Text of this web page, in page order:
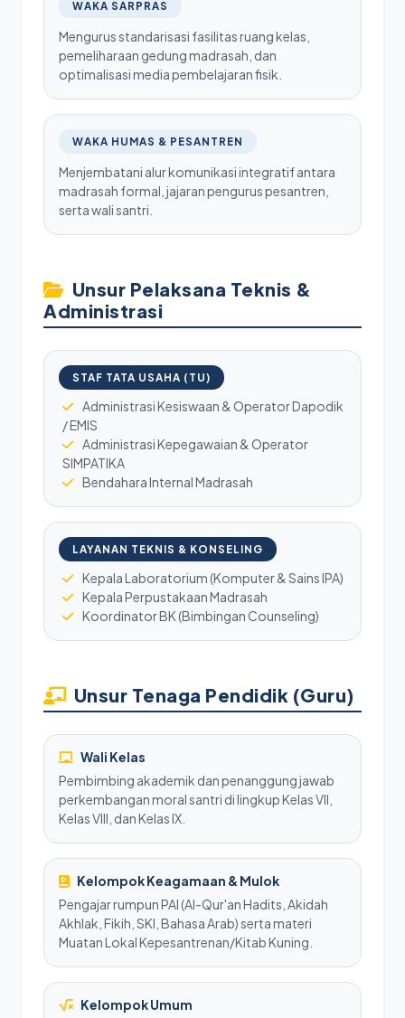
WAKA SARPRAS
Mengurus standarisasi fasilitas ruang kelas,
pemeliharaan gedung madrasah, dan
optimalisasi media pembelajaran fisik.
WAKA HUMAS & PESANTREN
Menjembatani alur komunikasi integratif antara
madrasah formal, jajaran pengurus pesantren,
serta wali santri.
Unsur Pelaksana Teknis &
Administrasi
STAF TATA USAHA (TU)
Administrasi Kesiswaan & Operator Dapodik
/ EMIS
Administrasi Kepegawaian & Operator
SIMPATIKA
Bendahara Internal Madrasah
LAYANAN TEKNIS & KONSELING
Kepala Laboratorium (Komputer & Sains IPA)
Kepala Perpustakaan Madrasah
Koordinator BK (Bimbingan Counseling)
Unsur Tenaga Pendidik (Guru)
Wali Kelas
Pembimbing akademik dan penanggung jawab
perkembangan moral santri di lingkup Kelas VII,
Kelas VIII, dan Kelas IX.
Kelompok Keagamaan & Mulok
Pengajar rumpun PAI (Al-Qur'an Hadits, Akidah
Akhlak, Fikih, SKI, Bahasa Arab) serta materi
Muatan Lokal Kepesantrenan/Kitab Kuning.
Kelompok Umum